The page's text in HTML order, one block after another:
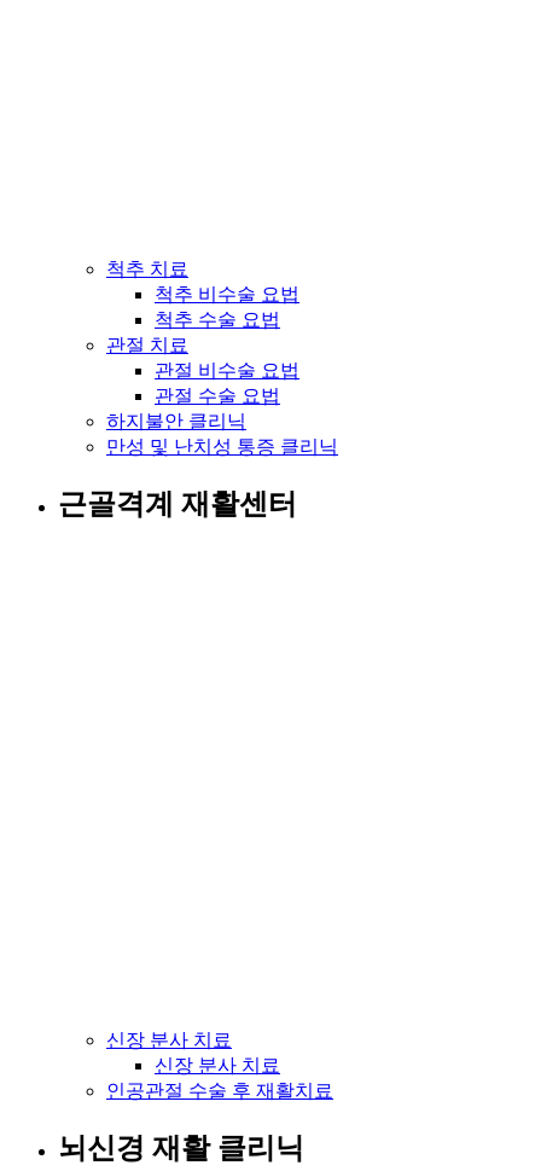
척추 치료
척추 비수술 요법
척추 수술 요법
관절 치료
관절 비수술 요법
관절 수술 요법
하지불안 클리닉
만성 및 난치성 통증 클리닉
근골격계 재활센터
신장 분사 치료
신장 분사 치료
인공관절 수술 후 재활치료
뇌신경 재활 클리닉